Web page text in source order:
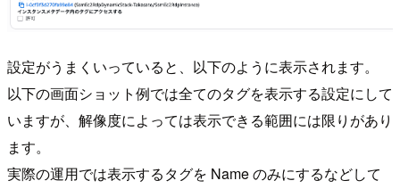
設定がうまくいっていると、以下のように表示されます。
以下の画面ショット例では全てのタグを表示する設定にして
いますが、解像度によっては表示できる範囲には限りがあり
ます。
実際の運用では表示するタグを Name のみにするなどして